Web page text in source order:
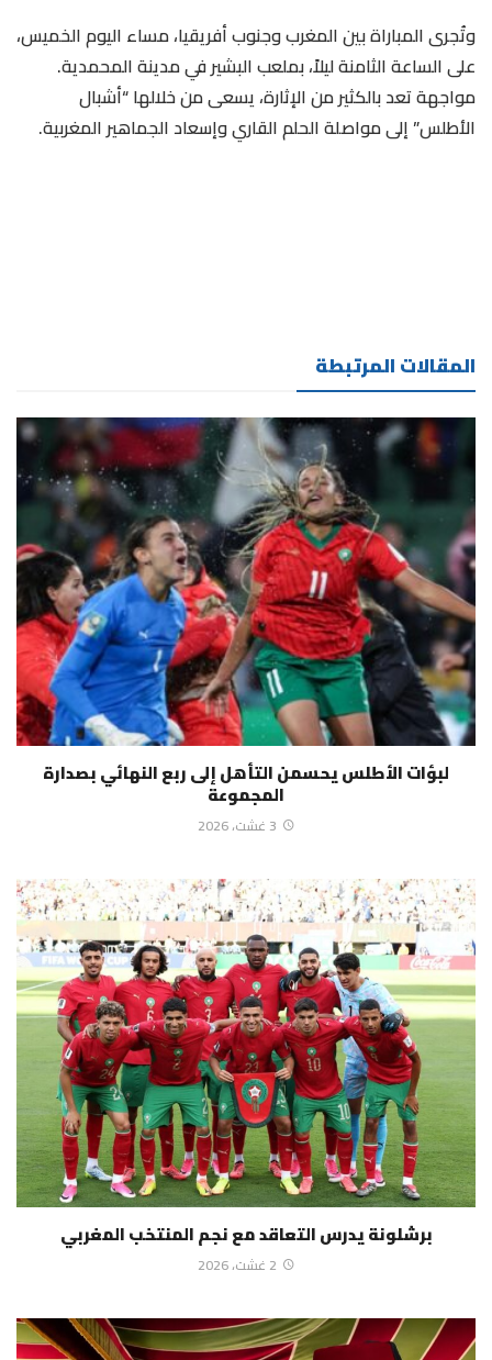
وتُجرى المباراة بين المغرب وجنوب أفريقيا، مساء اليوم الخميس،
على الساعة الثامنة ليلاً، بملعب البشير في مدينة المحمدية.
مواجهة تعد بالكثير من الإثارة، يسعى من خلالها “أشبال
الأطلس” إلى مواصلة الحلم القاري وإسعاد الجماهير المغربية.
المقالات المرتبطة
لبؤات الأطلس يحسمن التأهل إلى ربع النهائي بصدارة
المجموعة
3 غشت، 2026
برشلونة يدرس التعاقد مع نجم المنتخب المغربي
2 غشت، 2026